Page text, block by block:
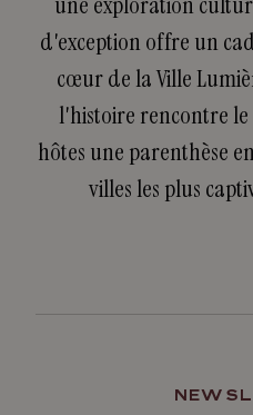
d'exception offre un
cœur de la Ville
l'histoire rencontre
hôtes une parenthèse
villes les plus